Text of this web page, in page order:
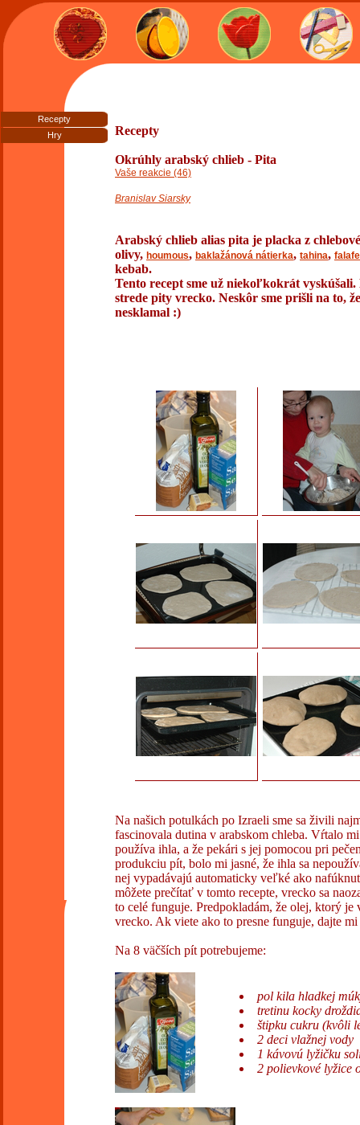
Recepty
Hry
Recepty
Okrúhly arabský chlieb - Pita
Vaše reakcie (46)
Branislav Siarsky
Arabský chlieb alias pita je placka z
olivy, houmous, baklažánová nátierka, tahina,
kebab.
Tento recept sme už niekoľkokrát
strede pity vrecko. Neskôr sme prišli na to,
nesklamal :)
Na našich potulkách po Izraeli sme sa živili
fascinovala dutina v arabskom chleba. Vŕtalo
používa ihla, a že pekári s jej pomocou pri
produkciu pít, bolo mi jasné, že ihla sa
nej vypadávajú automaticky veľké ako
môžete prečítať v tomto recepte, vrecko sa
to celé funguje. Predpokladám, že olej, ktorý
vrecko. Ak viete ako to presne funguje, dajte
Na 8 väčších pít potrebujeme:
pol kila hladkej
tretinu kocky
štipku cukru (kvôli
2 deci vlažnej vody
1 kávovú lyžičku
2 polievkové lyžice